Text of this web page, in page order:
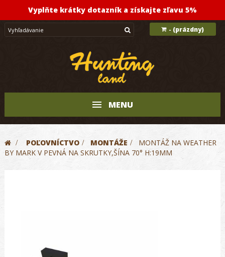
Vyplňte krátky dotazník a získajte zľavu 5%
- (prázdny)
MENU
> POĽOVNÍCTVO > MONTÁŽE >
MONTÁŽ NA WEATHER
BY MARK V PEVNÁ NA SKRUTKY,ŠÍNA 70° H:19MM